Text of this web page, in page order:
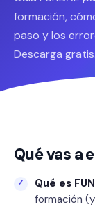
formación,
paso y los
Descarga gratis.
Qué vas a
Qué es
formación